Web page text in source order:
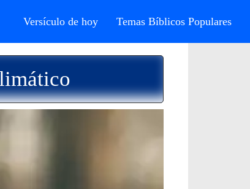
Versículo de hoy Temas Bíblicos Populares